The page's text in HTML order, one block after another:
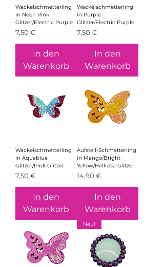
Wackelschmetterling
in Neon Pink
Glitzer/Electric Purple
Preis
7,50 €
In den
Warenkorb
Wackelschmetterling
in Purple
Glitzer/Electric Purple
Preis
7,50 €
In den
Warenkorb
Wackelschmetterling
in Aquablue
Glitzer/Pink Glitzer
Preis
7,50 €
In den
Warenkorb
Aufstell-Schmetterling
in Mango/Bright
Yellow/Hellrosa Glitzer
Preis
14,90 €
In den
Warenkorb
Neu!